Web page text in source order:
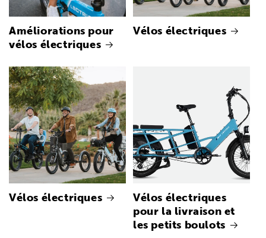
Améliorations pour
vélos électriques
Vélos électriques
Vélos électriques
Vélos électriques
pour la livraison et
les petits boulots